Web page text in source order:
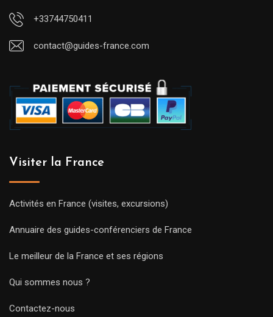
+33744750411
contact@guides-france.com
Visiter la France
Activités en France (visites, excursions)
Annuaire des guides-conférenciers de France
Le meilleur de la France et ses régions
Qui sommes nous ?
Contactez-nous